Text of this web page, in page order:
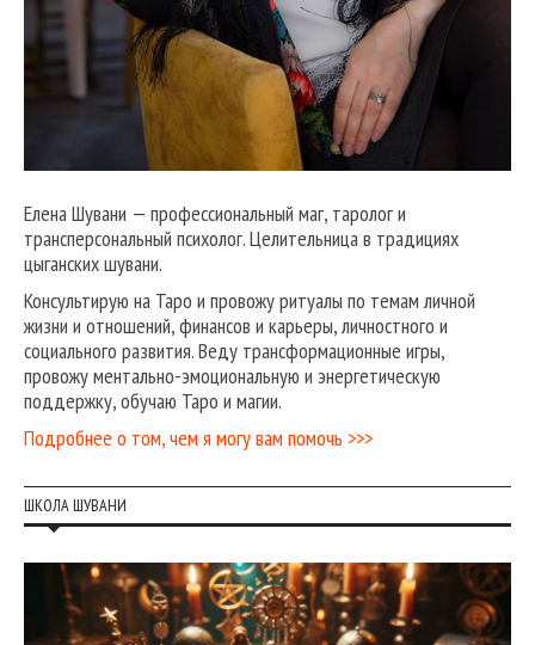
Елена Шувани — профессиональный маг, таролог и
трансперсональный психолог. Целительница в традициях
цыганских шувани.
Консультирую на Таро и провожу ритуалы по темам личной
жизни и отношений, финансов и карьеры, личностного и
социального развития. Веду трансформационные игры,
провожу ментально-эмоциональную и энергетическую
поддержку, обучаю Таро и магии.
Подробнее о том, чем я могу вам помочь >>>
ШКОЛА ШУВАНИ